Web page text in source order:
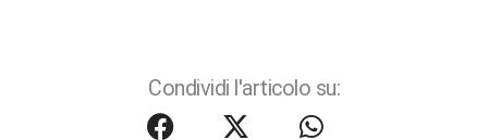
Condividi l'articolo su: